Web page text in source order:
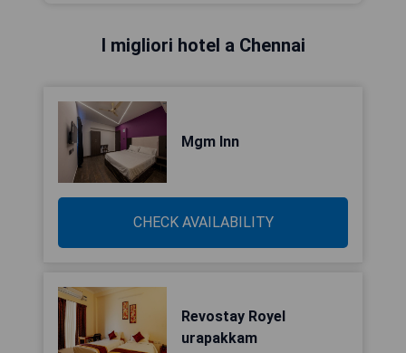
I migliori hotel a Chennai
Mgm Inn
CHECK AVAILABILITY
Revostay Royel
urapakkam